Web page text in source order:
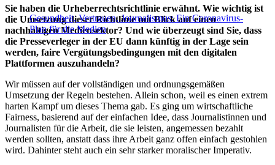
Gesundheit, Vertrauen, Journalismus: Ein Coronavirus-
Plan für die Medien
Sie haben die Urheberrechtsrichtlinie erwähnt. Wie wichtig ist
die Umsetzung dieser Richtlinie mit Blick auf einen
nachhaltigen Mediensektor? Und wie überzeugt sind Sie, dass
die Presseverleger in der EU dann künftig in der Lage sein
werden, faire Vergütungsbedingungen mit den digitalen
Plattformen auszuhandeln?
Wir müssen auf der vollständigen und ordnungsgemäßen
Umsetzung der Regeln bestehen. Allein schon, weil es einen extrem
harten Kampf um dieses Thema gab. Es ging um wirtschaftliche
Fairness, basierend auf der einfachen Idee, dass Journalistinnen und
Journalisten für die Arbeit, die sie leisten, angemessen bezahlt
werden sollten, anstatt dass ihre Arbeit ganz offen einfach gestohlen
wird. Dahinter steht auch ein sehr starker moralischer Imperativ.